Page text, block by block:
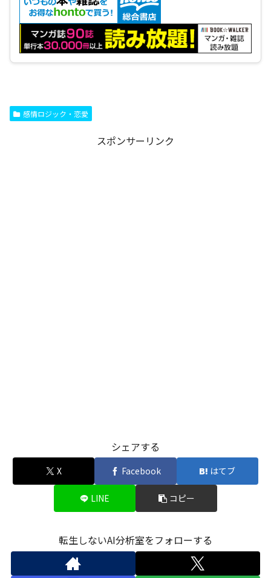
感情ロジック・恋愛
スポンサーリンク
シェアする
X Facebook はてブ
LINE コピー
転生しないAI分析室をフォローする